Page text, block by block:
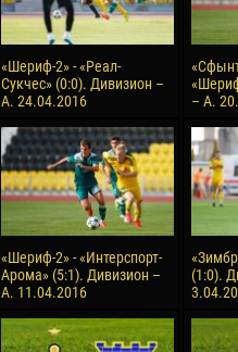
«Шериф-2» - «Реал-
Сукчес» (0:0). Дивизион –
А. 24.04.2016
– А.
«Шериф-2» - «Интерспорт-
Арома» (5:1). Дивизион –
А. 11.04.2016
(1:0).